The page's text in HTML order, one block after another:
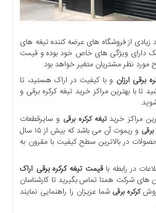
زیادی از فروشگاه های عرضه کننده تیغه های
یک دارای ویژگی های خاص خود بوده و قیمت
مورد نظر مشتریان متغیر خواهد بود.
برقی ارزان و با کیفیت در اراک هستید، تا
تا با بهترین مراکز خرید تیغه کرکره برقی و
مراکز خریدتیغه کرکره برقی و سایرقطعات
برقی
و ریموت آن می باشد که بیش از ۱۵ سال
در بالاترین سطح کیفیت با مقرون به
در رابطه باقیمت تیغه کرکره برقی اراک
های شرکت همتا تماس بگیرید تا کارشناسان
کرکره برقی شما عزیزان را راهنمایی نمایند